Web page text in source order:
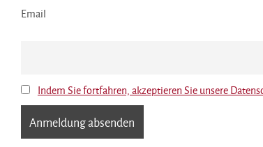
Email
Indem Sie fortfahren, akzeptieren Sie unsere